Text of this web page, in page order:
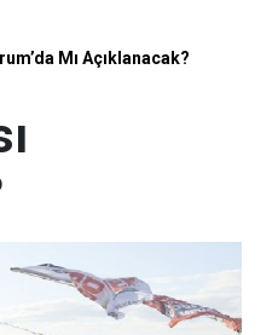
Mı Açıklanacak?